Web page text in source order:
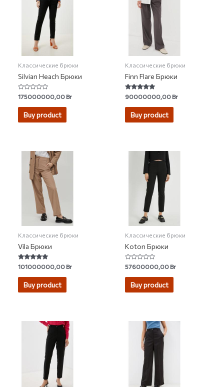
Классические брюки
Silvian Heach Брюки
Rated
0
out
175000000,00Br
Buy product
Классические брюки
Finn Flare Брюки
Rated
5.00
out of 5
90000000,00Br
Buy product
Классические брюки
Vila Брюки
Rated
5.00
out of 5
101000000,00Br
Buy product
Классические брюки
Koton Брюки
Rated
0
out
57600000,00Br
Buy product